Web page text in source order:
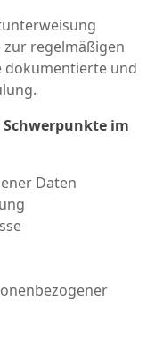
regelmäßigen
und
im
Daten